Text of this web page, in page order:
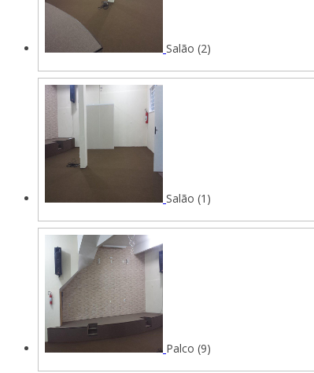
Salão (2)
Salão (1)
Palco (9)